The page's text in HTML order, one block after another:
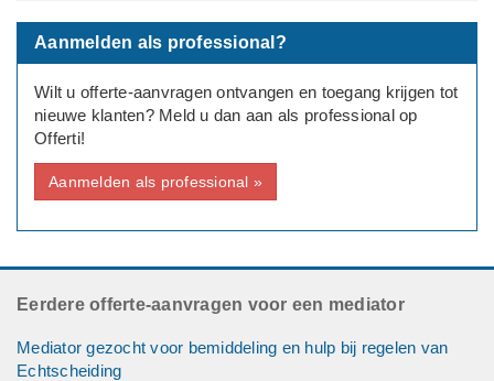
en dit roept bij mij vragen op over veiligheid.
Beide partijen zijn akkoord met mediation
Deadline: Graag zo spoedig mogelijk
Aanmelden als professional?
Wilt u offerte-aanvragen ontvangen en toegang krijgen tot
nieuwe klanten? Meld u dan aan als professional op
Offerti!
Aanmelden als professional »
Eerdere offerte-aanvragen voor een mediator
Mediator gezocht voor bemiddeling en hulp bij regelen van
Echtscheiding